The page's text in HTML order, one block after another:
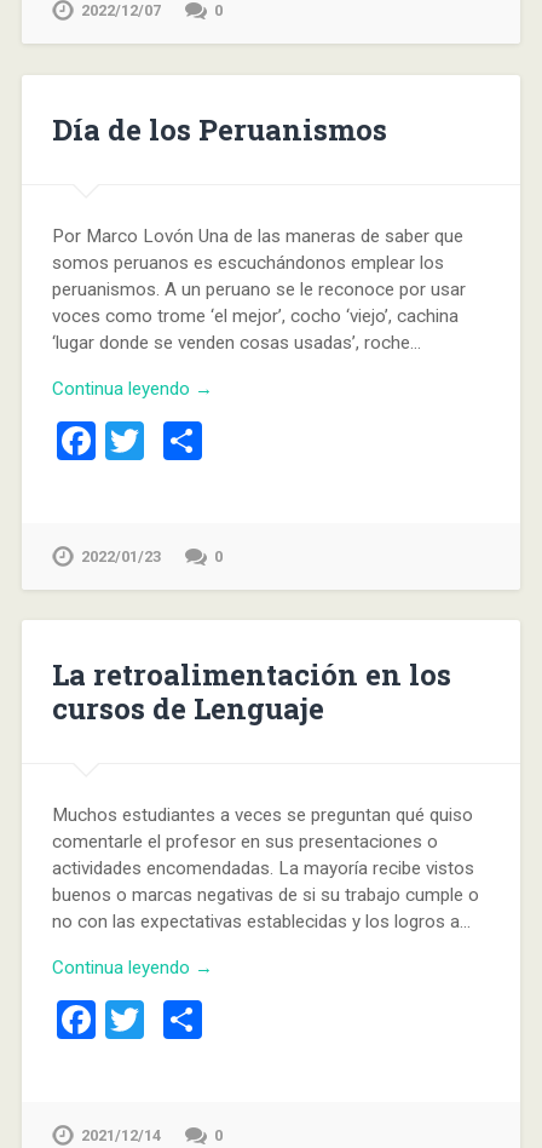
2022/12/07 0
Día de los Peruanismos
Por Marco Lovón Una de las maneras de saber que
somos peruanos es escuchándonos emplear los
peruanismos. A un peruano se le reconoce por usar
voces como trome ‘el mejor’, cocho ‘viejo’, cachina
‘lugar donde se venden cosas usadas’, roche…
Continua leyendo →
Facebook
Twitter
2022/01/23 0
La retroalimentación en los
cursos de Lenguaje
Muchos estudiantes a veces se preguntan qué quiso
comentarle el profesor en sus presentaciones o
actividades encomendadas. La mayoría recibe vistos
buenos o marcas negativas de si su trabajo cumple o
no con las expectativas establecidas y los logros a…
Continua leyendo →
Facebook
Twitter
2021/12/14 0